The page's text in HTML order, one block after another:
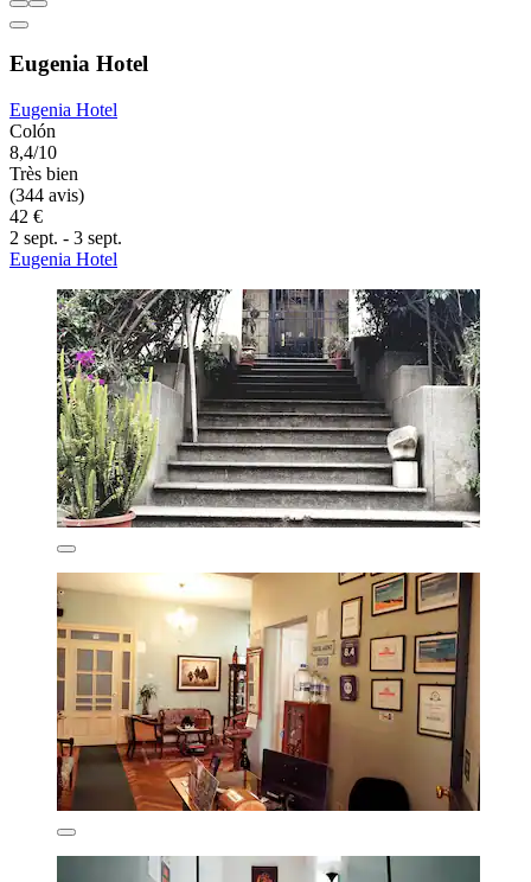
Eugenia Hotel
Eugenia Hotel
Colón
8,4/10
Très bien
(344 avis)
42 €
2 sept. - 3 sept.
Eugenia Hotel